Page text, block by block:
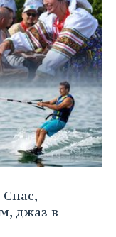
джаз в